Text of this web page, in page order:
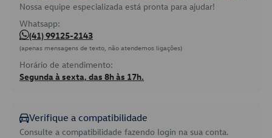
Nossa equipe especializada está pronta para ajudar!
Whatsapp:
(41) 99125-2143
(apenas mensagens de texto, não atendemos ligações)
Horário de atendimento:
Segunda à sexta, das 8h às 17h.
Verifique a compatibilidade
Consulte a compatibilidade fazendo login na sua conta.